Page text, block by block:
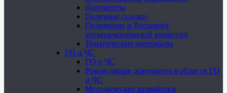
Документы
Полезные ссылки
Положение и Регламент
антинаркотической комиссии
Тематические материалы
ГО и ЧС
ГО и ЧС
Руководящие документы в области ГО
и ЧС
Методические разработки